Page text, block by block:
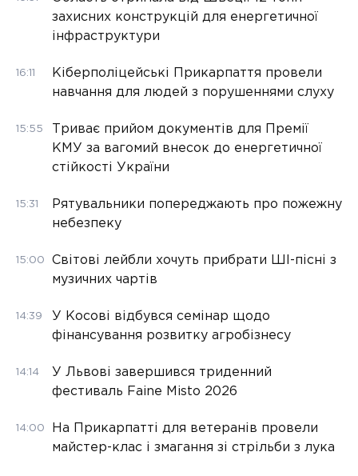
захисних конструкцій для енергетичної
інфраструктури
16:11
Кіберполіцейські Прикарпаття провели
навчання для людей з порушеннями слуху
15:55
Триває прийом документів для Премії
КМУ за вагомий внесок до енергетичної
стійкості України
15:31
Рятувальники попереджають про пожежну
небезпеку
15:00
Світові лейбли хочуть прибрати ШІ-пісні з
музичних чартів
14:39
У Косові відбувся семінар щодо
фінансування розвитку агробізнесу
14:14
У Львові завершився триденний
фестиваль Faine Misto 2026
14:00
На Прикарпатті для ветеранів провели
майстер-клас і змагання зі стрільби з лука